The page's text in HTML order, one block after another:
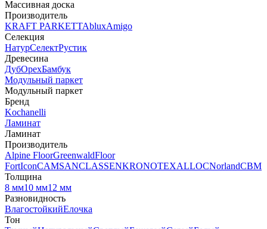
Массивная доска
Производитель
KRAFT PARKETTAbluxAmigo
Селекция
НатурСелектРустик
Древесина
ДубОрехБамбук
Модульный паркет
Модульный паркет
Бренд
Kochanelli
Ламинат
Ламинат
Производитель
Alpine FloorGreenwaldFloor
FortIconCAMSANCLASSENKRONOTEXALLOCNorlandCBM
Толщина
8 мм10 мм12 мм
Разновидность
ВлагостойкийЕлочка
Тон